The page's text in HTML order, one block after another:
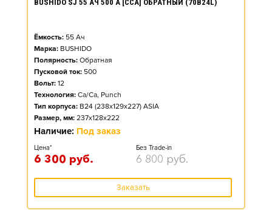
BUSHIDO SJ 55 АЧ 500 А [CCA] ОБРАТНЫЙ (70B24L)
Ёмкость: 55 Ач
Марка: BUSHIDO
Полярность: Обратная
Пусковой ток: 500
Вольт: 12
Технология: Ca/Ca, Punch
Тип корпуса: B24 (238x129x227) ASIA
Размер, мм: 237x128x222
Наличие: Под заказ
Цена*
6 300 руб.
Без Trade-in
6 800 руб.
Заказать